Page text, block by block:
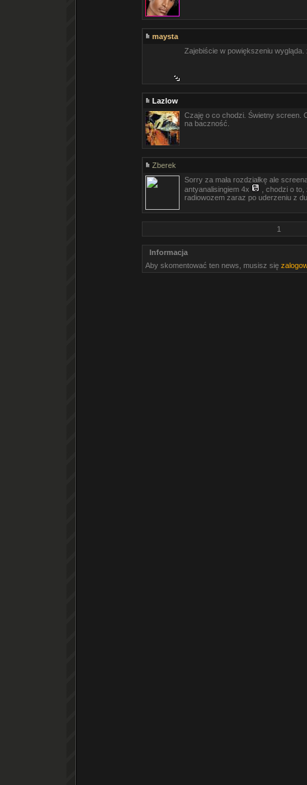
maysta
Zajebiście w powiększeniu
Lazlow
Czaję o co chodzi. Świetny screen.
na baczność.
Zberek
Sorry za mała rozdziałkę ale
antyanalisingiem 4x
, chodzi o to,
radiowozem zaraz po uderzeniu z
1
Informacja
Aby skomentować ten news, musisz się